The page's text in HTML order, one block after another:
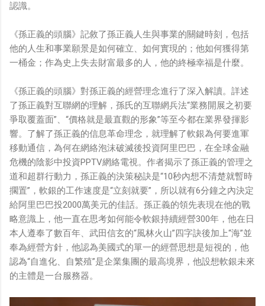
認識。
《孫正義的頭腦》記敘了孫正義人生與事業的關鍵時刻，包括
他的人生和事業願景是如何確立、如何實現的；他如何獲得第
一桶金；作為史上失去財富最多的人，他的終極幸福是什麼。
《孫正義的頭腦》對孫正義的經營理念進行了深入解讀。詳述
了孫正義對互聯網的理解，孫氏的互聯網兵法“業務開展之初要
爭取覆蓋面”、“價格就是最直觀的形象”等至今都在業界發揮影
響。了解了孫正義的信息革命理念，就理解了軟銀為何要進軍
移動通信，為何在網絡泡沫破滅後投資阿里巴巴，在全球金融
危機的陰影中投資PPTV網絡電視。作者揭示了孫正義的管理之
道和超群行動力，孫正義的決策秘訣是“10秒內想不清楚就暫時
擱置”，軟銀的工作速度是“立刻就要”，所以就有6分鐘之內決定
給阿里巴巴投2000萬美元的佳話。孫正義的領先表現在他的戰
略意識上，他一直在思考如何能令軟銀持續經營300年，他在日
本人遵奉了數百年、武田信玄的“風林火山”四字訣後加上“海”並
奉為經營方針，他認為美國式的單一的經營思想是短視的，他
認為“自進化、自繁殖”是企業集團的最高境界，他設想軟銀未來
的主體是一台服務器。